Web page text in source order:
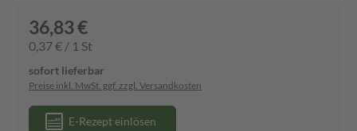
36,83 €
0,37 € / 1 St
sofort lieferbar
Preise inkl. MwSt. ggf. zzgl. Versandkosten
E-Rezept einlösen